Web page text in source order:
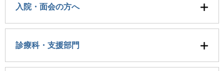
入院・面会の方へ
診療科・支援部門